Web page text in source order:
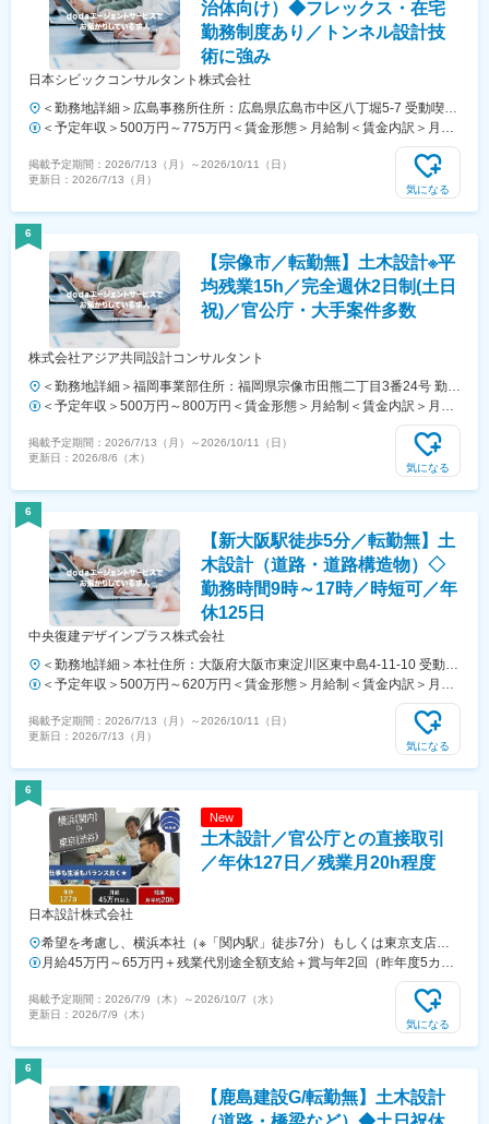
記です。
治体向け）◆フレックス・在宅
勤務制度あり／トンネル設計技
術に強み
日本シビックコンサルタント株式会社
＜勤務地詳細＞広島事務所住所：広島県広島市中区八丁堀5-7 受動喫煙
対策：屋内全面禁煙変更の範囲：会社の定める事業所
＜予定年収＞500万円～775万円＜賃金形態＞月給制＜賃金内訳＞月額
（基本給）：273,060円～500,000円＜月給＞273,060円～500,000円＜
昇給有無＞有＜残業手当＞有＜給与補足＞※経験・年齢により考慮いた
します。■希望に沿って選択可【総合職1】月給 303,400円～500,000円
する可能性があります。月給(月額)は固定手当を含めた表記です。
掲載予定期間： 2026/7/13（月） ～2026/10/11（日）
更新日： 2026/7/13（月）
気になる
6
【宗像市／転勤無】土木設計※平
均残業15h／完全週休2日制(土日
祝)／官公庁・大手案件多数
株式会社アジア共同設計コンサルタント
＜勤務地詳細＞福岡事業部住所：福岡県宗像市田熊二丁目3番24号 勤務
地最寄駅：JR鹿児島本線／東郷駅受動喫煙対策：屋内全面禁煙変更の
＜予定年収＞500万円～800万円＜賃金形態＞月給制＜賃金内訳＞月額
（基本給）：250,000円～440,000円その他固定手当/月：90,000円＜月
給＞340,000円～530,000円＜昇給有無＞有＜残業手当＞有＜給与補足
＞■予定年収はあくまでも目安の金額であり、選考を通じて上下する可
掲載予定期間： 2026/7/13（月） ～2026/10/11（日）
更新日： 2026/8/6（木）
気になる
6
【新大阪駅徒歩5分／転勤無】土
木設計（道路・道路構造物）◇
勤務時間9時～17時／時短可／年
休125日
中央復建デザインプラス株式会社
＜勤務地詳細＞本社住所：大阪府大阪市東淀川区東中島4-11-10 受動喫
煙対策：屋内全面禁煙変更の範囲：無
＜予定年収＞500万円～620万円＜賃金形態＞月給制＜賃金内訳＞月額
（基本給）：280,000円～400,000円＜月給＞280,000円～400,000円＜
昇給有無＞有＜残業手当＞有＜給与補足＞※経験やスキルを考慮して決
定します。※想定年収には、予想される賞与が含まれております。■賞
掲載予定期間： 2026/7/13（月） ～2026/10/11（日）
更新日： 2026/7/13（月）
気になる
6
New
土木設計／官公庁との直接取引
／年休127日／残業月20h程度
日本設計株式会社
希望を考慮し、横浜本社（※「関内駅」徒歩7分）もしくは東京支店
（※「渋谷駅」徒歩9分）のいずれかに配属します！▼本社神奈川県横
浜市中区翁町1-4-5 ヨコハマNSビル☆各線『関内駅』南口より徒歩7分
▼東京支店東京都渋谷区東2-26-16渋谷 HANAビル☆各線『渋谷駅』新
南口より徒歩9分※『恵比寿駅』『代官山駅』からも徒歩10分でアクセ
です。★受動喫煙対策あり：オフィス内禁煙横浜関内エリアも東京渋谷
エリアも再開発が進み、仕事帰りも満喫出来る環境です☆会社直ぐ近く
月給45万円～65万円＋残業代別途全額支給＋賞与年2回（昨年度5カ月
掲載予定期間： 2026/7/9（木） ～2026/10/7（水）
更新日： 2026/7/9（木）
気になる
6
【鹿島建設G/転勤無】土木設計